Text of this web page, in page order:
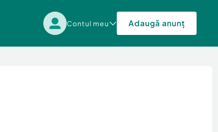
Contul meu Adaugă anunț